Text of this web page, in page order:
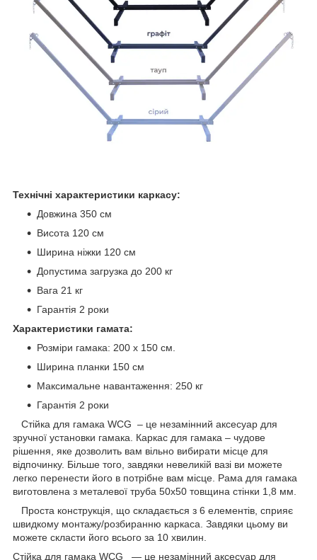
Технічні характеристики каркасу:
Довжина 350 см
Висота 120 см
Ширина ніжки 120 см
Допустима загрузка до 200 кг
Вага 21 кг
Гарантія 2 роки
Характеристики гамата:
Розміри гамака: 200 х 150 см.
Ширина планки 150 см
Максимальне навантаження: 250 кг
Гарантія 2 роки
Стійка для гамака WCG – це незамінний аксесуар для
зручної установки гамака. Каркас для гамака – чудове
рішення, яке дозволить вам вільно вибирати місце для
відпочинку. Більше того, завдяки невеликій вазі ви можете
легко перенести його в потрібне вам місце. Рама для гамака
виготовлена з металевої труба 50х50 товщина стінки 1,8 мм.
Проста конструкція, що складається з 6 елементів, сприяє
швидкому монтажу/розбиранню каркаса. Завдяки цьому ви
можете скласти його всього за 10 хвилин.
Стійка для гамака WCG — це незамінний аксесуар для